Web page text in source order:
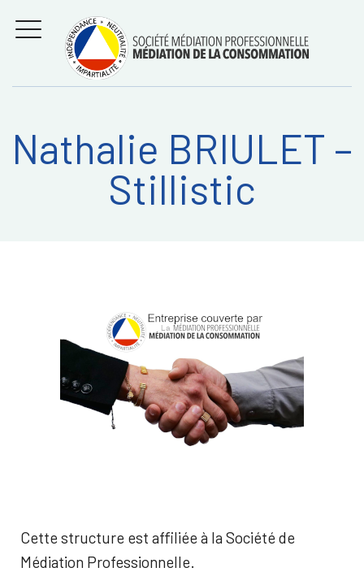
Régler les litiges
entre
consommateurs et
professionnels avec
la médiation de la
consommation
MENU
Recherche
Nathalie BRIULET –
Stillistic
Cette structure est affiliée à la Société de
Médiation Professionnelle.